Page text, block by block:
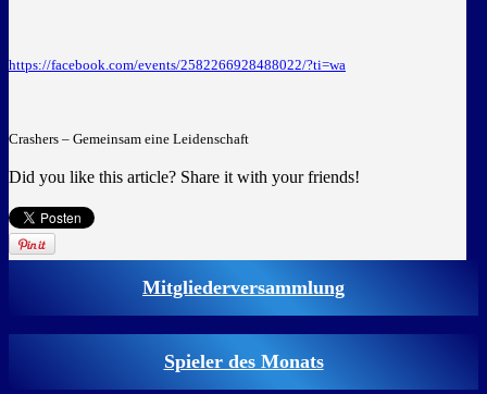
https://facebook.com/events/2582266928488022/?ti=wa
Crashers – Gemeinsam eine Leidenschaft
Did you like this article? Share it with your friends!
Mitgliederversammlung
Spieler des Monats